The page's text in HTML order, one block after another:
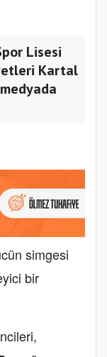
Lisesi
Kartal
simgesi
bir